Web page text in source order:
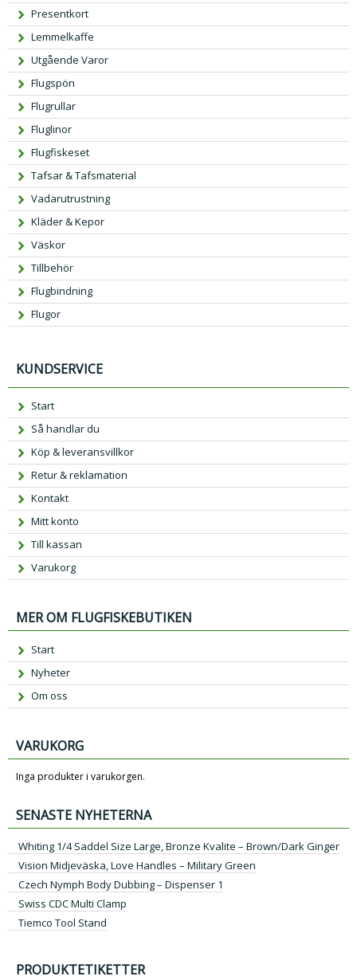
Presentkort
Lemmelkaffe
Utgående Varor
Flugspön
Flugrullar
Fluglinor
Flugfiskeset
Tafsar & Tafsmaterial
Vadarutrustning
Kläder & Kepor
Väskor
Tillbehör
Flugbindning
Flugor
KUNDSERVICE
Start
Så handlar du
Köp & leveransvillkor
Retur & reklamation
Kontakt
Mitt konto
Till kassan
Varukorg
MER OM FLUGFISKEBUTIKEN
Start
Nyheter
Om oss
VARUKORG
Inga produkter i varukorgen.
SENASTE NYHETERNA
Whiting 1/4 Saddel Size Large, Bronze Kvalite – Brown/Dark Ginger
Vision Midjeväska, Love Handles – Military Green
Czech Nymph Body Dubbing – Dispenser 1
Swiss CDC Multi Clamp
Tiemco Tool Stand
PRODUKTETIKETTER